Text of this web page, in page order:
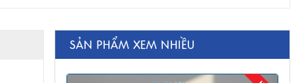
SẢN PHẨM XEM NHIỀU